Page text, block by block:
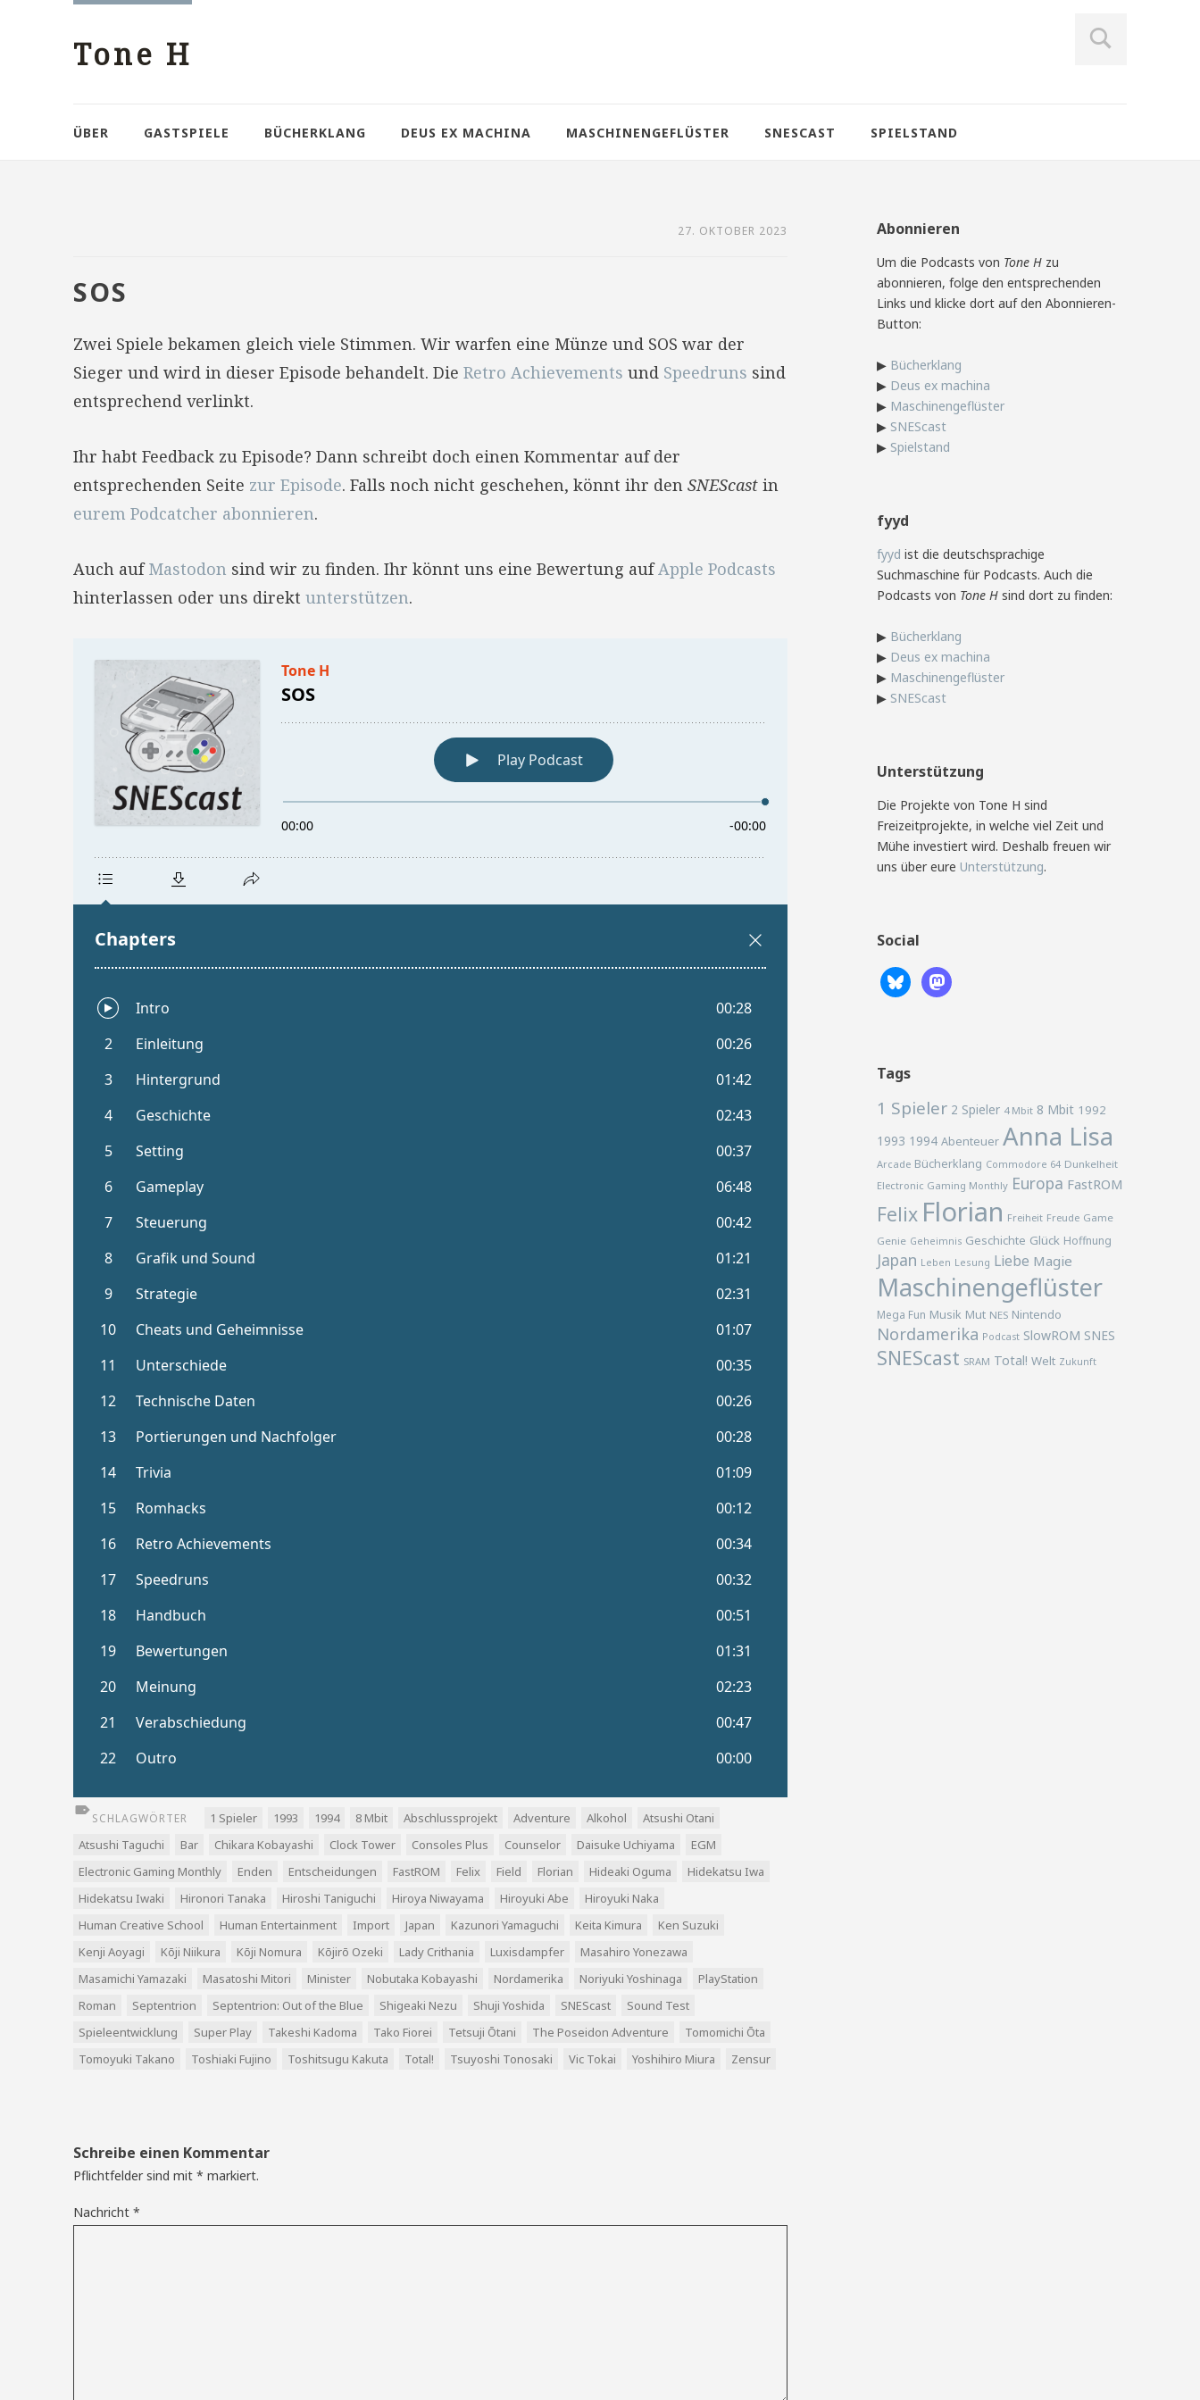
Tone H
ÜBER GASTSPIELE BÜCHERKLANG DEUS EX MACHINA MASCHINENGEFLÜSTER SNESCAST SPIELSTAND
27. OKTOBER 2023
SOS
Zwei Spiele bekamen gleich viele Stimmen. Wir warfen eine Münze und SOS war der
Sieger und wird in dieser Episode behandelt. Die Retro Achievements und Speedruns sind
entsprechend verlinkt.
Ihr habt Feedback zu Episode? Dann schreibt doch einen Kommentar auf der
entsprechenden Seite zur Episode. Falls noch nicht geschehen, könnt ihr den SNEScast in
eurem Podcatcher abonnieren.
Auch aufMastodon sind wir zu finden. Ihr könnt uns eine Bewertung aufApple Podcasts
hinterlassen oder uns direkt unterstützen.
SCHLAGWÖRTER 1 Spieler 1993 1994 8 Mbit Abschlussprojekt Adventure Alkohol
Atsushi Otani
Atsushi Taguchi
Bar Chikara Kobayashi Clock Tower Consoles Plus Counselor Daisuke Uchiyama
EGM
Electronic Gaming Monthly
Enden Entscheidungen FastROM Felix Field Florian Hideaki Oguma
Hidekatsu Iwa
Hidekatsu Iwaki
Hironori Tanaka Hiroshi Taniguchi Hiroya Niwayama Hiroyuki Abe
Hiroyuki Naka
Human Creative School
Human Entertainment Import Japan Kazunori Yamaguchi Keita Kimura
Ken Suzuki
Kenji Aoyagi
Kōji Niikura Kōji Nomura Kōjirō Ozeki Lady Crithania Luxisdampfer
Masahiro Yonezawa
Masamichi Yamazaki
Masatoshi Mitori Minister Nobutaka Kobayashi Nordamerika Noriyuki Yoshinaga
PlayStation
Roman
Septentrion Septentrion: Out of the Blue Shigeaki Nezu Shuji Yoshida SNEScast
Sound Test
Spieleentwicklung
Super Play Takeshi Kadoma Tako Fiorei Tetsuji Ōtani The Poseidon Adventure
Tomomichi Ōta
Tomoyuki Takano
Toshiaki Fujino Toshitsugu Kakuta Total! Tsuyoshi Tonosaki Vic Tokai Yoshihiro Miura Zensur
Schreibe einen Kommentar
Pflichtfelder sind mit * markiert.
Nachricht *
Abonnieren
Um die Podcasts von Tone H zu
abonnieren, folge den entsprechenden
Links und klicke dort auf den Abonnieren-
Button:
▶ Bücherklang
▶ Deus ex machina
▶ Maschinengeflüster
▶ SNEScast
▶ Spielstand
fyyd
fyyd ist die deutschsprachige
Suchmaschine für Podcasts. Auch die
Podcasts von Tone H sind dort zu finden:
▶ Bücherklang
▶ Deus ex machina
▶ Maschinengeflüster
▶ SNEScast
Unterstützung
Die Projekte von Tone H sind
Freizeitprojekte, in welche viel Zeit und
Mühe investiert wird. Deshalb freuen wir
uns über eure Unterstützung.
Social
Tags
1 Spieler 2 Spieler 4 Mbit 8 Mbit 1992
1993 1994 Abenteuer Anna Lisa
Arcade Bücherklang Commodore 64 Dunkelheit
Electronic Gaming Monthly Europa FastROM
Felix Florian Freiheit Freude Game
Genie Geheimnis Geschichte Glück Hoffnung
Japan Leben Lesung Liebe Magie
Maschinengeflüster
Mega Fun Musik Mut NES Nintendo
Nordamerika Podcast SlowROM SNES
SNEScast SRAM Total! Welt Zukunft